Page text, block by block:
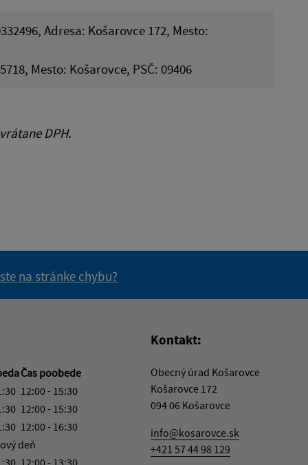
Adresa: Košarovce 172, Mesto:
Mesto: Košarovce, PSČ: 09406
DPH.
na stránke chybu?
Čas poobede
12:00 - 15:30
12:00 - 15:30
12:00 - 16:30
deň
12:00 - 13:30
Kontakt:
Obecný úrad Košarovce
Košarovce 172
094 06 Košarovce
info@kosarovce.sk
+421 57 44 98 129